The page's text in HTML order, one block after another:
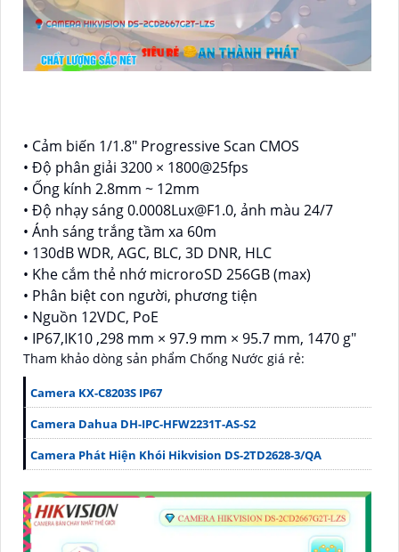
• Cảm biến 1/1.8" Progressive Scan CMOS
• Độ phân giải 3200 × 1800@25fps
• Ống kính 2.8mm ~ 12mm
• Độ nhạy sáng 0.0008Lux@F1.0, ảnh màu 24/7
• Ánh sáng trắng tầm xa 60m
• 130dB WDR, AGC, BLC, 3D DNR, HLC
• Khe cắm thẻ nhớ microroSD 256GB (max)
• Phân biệt con người, phương tiện
• Nguồn 12VDC, PoE
• IP67,IK10 ,298 mm × 97.9 mm × 95.7 mm, 1470 g"
Tham khảo dòng sản phẩm Chống Nước giá rẻ:
Camera KX-C8203S IP67
Camera Dahua DH-IPC-HFW2231T-AS-S2
Camera Phát Hiện Khói Hikvision DS-2TD2628-3/QA